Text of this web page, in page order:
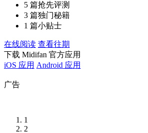
5 篇抢先评测
3 篇独门秘籍
1 篇小贴士
在线阅读 查看往期
下载 Midifan 官方应用
iOS 应用 Android 应用
广告
1
2